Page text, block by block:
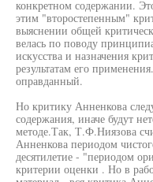
конкретном содержании.
этим "второстепенным"
выяснении общей
велась по поводу
искусства и назначения
результатам его
оправданный.
Но критику Анненкова
содержания, иначе будут
методе.Так, Т.Ф.Ниязова
Анненкова периодом
десятилетие - "периодом
критерии оценки . Но в